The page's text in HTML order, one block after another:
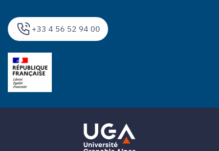
+33 4 56 52 94 00